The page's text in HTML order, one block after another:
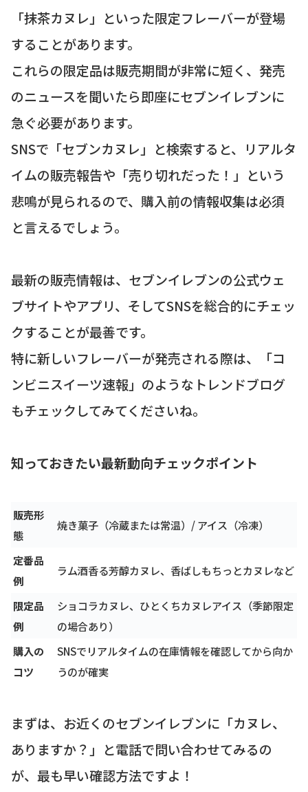
「抹茶カヌレ」といった限定フレーバーが登場
することがあります。
これらの限定品は販売期間が非常に短く、発売
のニュースを聞いたら即座にセブンイレブンに
急ぐ必要があります。
SNSで「セブンカヌレ」と検索すると、リアルタ
イムの販売報告や「売り切れだった！」という
悲鳴が見られるので、購入前の情報収集は必須
と言えるでしょう。
最新の販売情報は、セブンイレブンの公式ウェ
ブサイトやアプリ、そしてSNSを総合的にチェッ
クすることが最善です。
特に新しいフレーバーが発売される際は、「コ
ンビニスイーツ速報」のようなトレンドブログ
もチェックしてみてくださいね。
知っておきたい最新動向チェックポイント
販売形
態
焼き菓子（冷蔵または常温）/ アイス（冷凍）
定番品
例
ラム酒香る芳醇カヌレ、香ばしもちっとカヌレなど
限定品
例
ショコラカヌレ、ひとくちカヌレアイス（季節限定
の場合あり）
購入の
コツ
SNSでリアルタイムの在庫情報を確認してから向か
うのが確実
まずは、お近くのセブンイレブンに「カヌレ、
ありますか？」と電話で問い合わせてみるの
が、最も早い確認方法ですよ！